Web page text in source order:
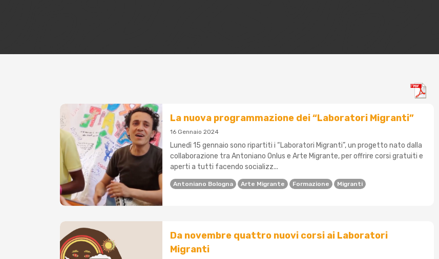
La nuova programmazione dei “Laboratori Migranti”
16 Gennaio 2024
Lunedì 15 gennaio sono ripartiti i “Laboratori Migranti”, un progetto nato dalla
collaborazione tra Antoniano Onlus e Arte Migrante, per offrire corsi gratuiti e
aperti a tutti facendo socializz...
Antoniano Bologna Arte Migrante Formazione Migranti
Da novembre quattro nuovi corsi ai Laboratori
Migranti